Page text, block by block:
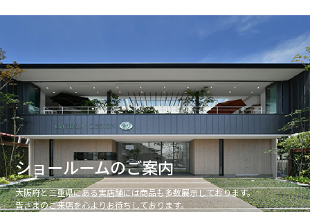
ショールームのご案内
大阪府と三重県にある実店舗には商品も多数展示しております。
皆さまのご来店を心よりお待ちしております。